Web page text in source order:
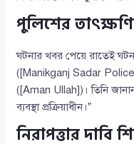
পুলিশের
ঘটনার খবর পেয়ে রাতেই
([Manikganj Sadar Police
([Aman Ullah])। তিনি
ব্যবস্থা প্রক্রিয়াধীন।”
নিরাপত্তার দাবি